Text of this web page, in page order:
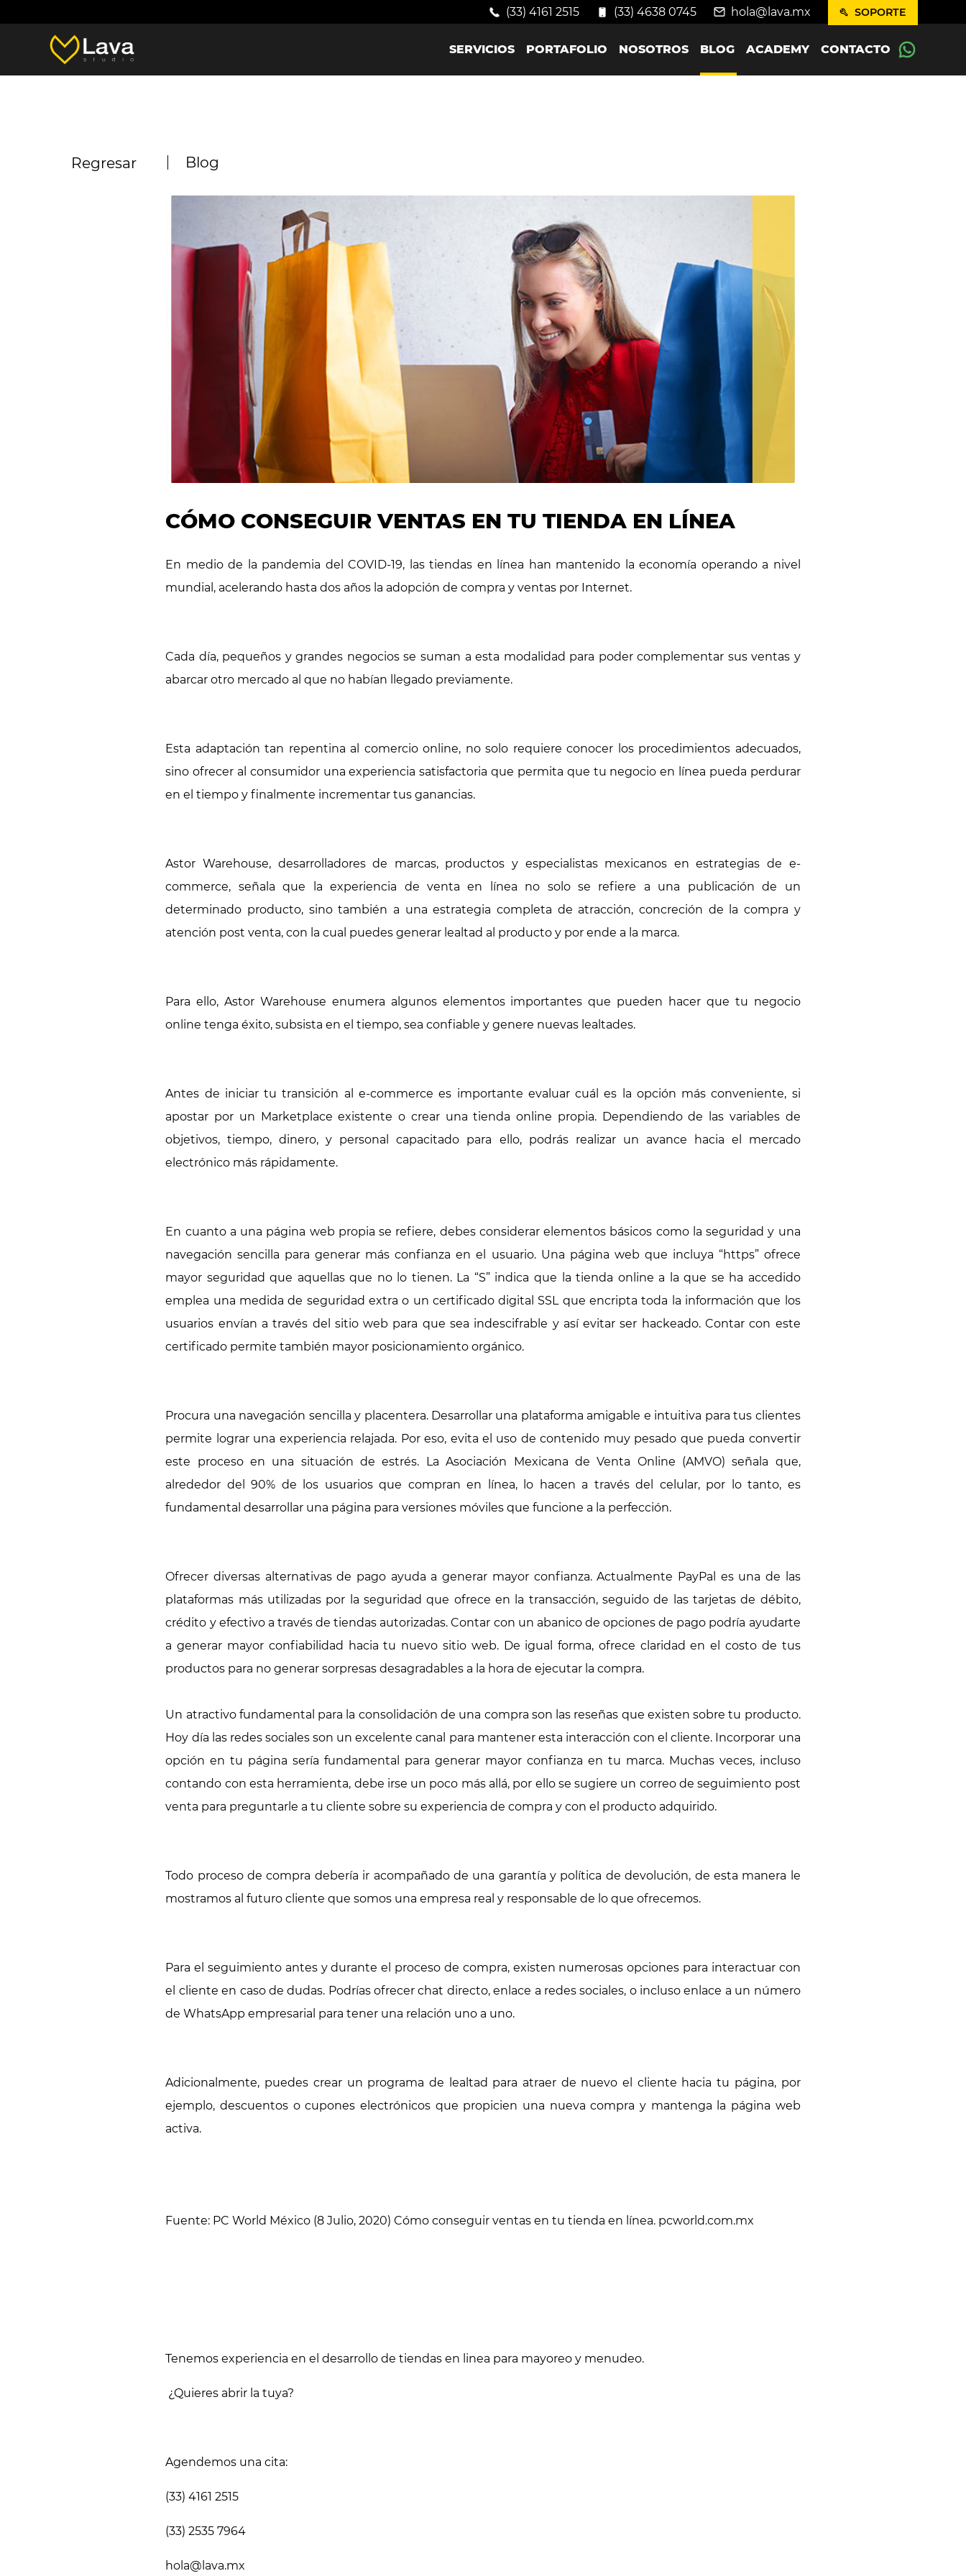
(33) 4161 2515 (33) 4638 0745 hola@lava.mx SOPORTE
SERVICIOS PORTAFOLIO NOSOTROS BLOG ACADEMY CONTACTO
Regresar Blog
CÓMO CONSEGUIR VENTAS EN TU TIENDA EN LÍNEA
En medio de la pandemia del COVID-19, las tiendas en línea han mantenido la economía operando a nivel
mundial, acelerando hasta dos años la adopción de compra y ventas por Internet.
Cada día, pequeños y grandes negocios se suman a esta modalidad para poder complementar sus ventas y
abarcar otro mercado al que no habían llegado previamente.
Esta adaptación tan repentina al comercio online, no solo requiere conocer los procedimientos adecuados,
sino ofrecer al consumidor una experiencia satisfactoria que permita que tu negocio en línea pueda perdurar
en el tiempo y finalmente incrementar tus ganancias.
Astor Warehouse, desarrolladores de marcas, productos y especialistas mexicanos en estrategias de e-
commerce, señala que la experiencia de venta en línea no solo se refiere a una publicación de un
determinado producto, sino también a una estrategia completa de atracción, concreción de la compra y
atención post venta, con la cual puedes generar lealtad al producto y por ende a la marca.
Para ello, Astor Warehouse enumera algunos elementos importantes que pueden hacer que tu negocio
online tenga éxito, subsista en el tiempo, sea confiable y genere nuevas lealtades.
Antes de iniciar tu transición al e-commerce es importante evaluar cuál es la opción más conveniente, si
apostar por un Marketplace existente o crear una tienda online propia. Dependiendo de las variables de
objetivos, tiempo, dinero, y personal capacitado para ello, podrás realizar un avance hacia el mercado
electrónico más rápidamente.
En cuanto a una página web propia se refiere, debes considerar elementos básicos como la seguridad y una
navegación sencilla para generar más confianza en el usuario. Una página web que incluya “https” ofrece
mayor seguridad que aquellas que no lo tienen. La “S” indica que la tienda online a la que se ha accedido
emplea una medida de seguridad extra o un certificado digital SSL que encripta toda la información que los
usuarios envían a través del sitio web para que sea indescifrable y así evitar ser hackeado. Contar con este
certificado permite también mayor posicionamiento orgánico.
Procura una navegación sencilla y placentera. Desarrollar una plataforma amigable e intuitiva para tus clientes
permite lograr una experiencia relajada. Por eso, evita el uso de contenido muy pesado que pueda convertir
este proceso en una situación de estrés. La Asociación Mexicana de Venta Online (AMVO) señala que,
alrededor del 90% de los usuarios que compran en línea, lo hacen a través del celular, por lo tanto, es
fundamental desarrollar una página para versiones móviles que funcione a la perfección.
Ofrecer diversas alternativas de pago ayuda a generar mayor confianza. Actualmente PayPal es una de las
plataformas más utilizadas por la seguridad que ofrece en la transacción, seguido de las tarjetas de débito,
crédito y efectivo a través de tiendas autorizadas. Contar con un abanico de opciones de pago podría ayudarte
a generar mayor confiabilidad hacia tu nuevo sitio web. De igual forma, ofrece claridad en el costo de tus
productos para no generar sorpresas desagradables a la hora de ejecutar la compra.
Un atractivo fundamental para la consolidación de una compra son las reseñas que existen sobre tu producto.
Hoy día las redes sociales son un excelente canal para mantener esta interacción con el cliente. Incorporar una
opción en tu página sería fundamental para generar mayor confianza en tu marca. Muchas veces, incluso
contando con esta herramienta, debe irse un poco más allá, por ello se sugiere un correo de seguimiento post
venta para preguntarle a tu cliente sobre su experiencia de compra y con el producto adquirido.
Todo proceso de compra debería ir acompañado de una garantía y política de devolución, de esta manera le
mostramos al futuro cliente que somos una empresa real y responsable de lo que ofrecemos.
Para el seguimiento antes y durante el proceso de compra, existen numerosas opciones para interactuar con
el cliente en caso de dudas. Podrías ofrecer chat directo, enlace a redes sociales, o incluso enlace a un número
de WhatsApp empresarial para tener una relación uno a uno.
Adicionalmente, puedes crear un programa de lealtad para atraer de nuevo el cliente hacia tu página, por
ejemplo, descuentos o cupones electrónicos que propicien una nueva compra y mantenga la página web
activa.
Fuente: PC World México (8 Julio, 2020) Cómo conseguir ventas en tu tienda en línea. pcworld.com.mx
Tenemos experiencia en el desarrollo de tiendas en linea para mayoreo y menudeo.
¿Quieres abrir la tuya?
Agendemos una cita:
(33) 4161 2515
(33) 2535 7964
hola@lava.mx